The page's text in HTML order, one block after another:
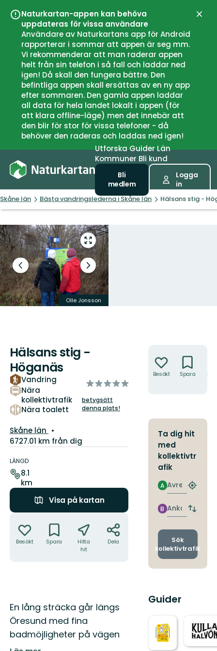
Naturkartan-appen kan behöva
uppdateras för vissa användare
Användare av Naturkartans app för Android
rapporterar i sommar att appen är seg mm.
Vi rekommenderar att man raderar appen
helt från sin telefon i så fall och laddar ned
igen! Då skall den fungera bättre. Den
befintliga appen skall ersättas av en ny app
efter sommaren. Den gamla appen laddar
all data för hela landet lokalt i appen (för
att klara offline-läge) men det innebär att
den blir för stor för vissa telefoner - då
behöver den raderas och laddas ned igen!
UtforskaGuiderLän
Kommuner Bli kund
Bli
medlem
Logga
in
Skåne län Bästa vandringslederna i Skåne län Hälsans stig -
Gå
till
helskärmsläge
Föregående
bild
Nästa
bildspel
Olle Jonsson
Hälsans stig -
Höganäs
Vandring
Nära
kollektivtrafik
Nära toalett
av
stjärnor
betygsätt
denna plats!
Län:
Skåne län
6727.01 km från dig
om
leden
LÄNGD
8.1
km
Visa på kartan
Besökt Spara
Hitta
hit
Dela
Beskrivning
En lång sträcka går längs
Öresund med fina
badmöjligheter på vägen
Besökt Spara
Ta dig hit
med
kollektivtr
afik
Avresa
A
Hitta
Ankomst
B
Byt
och
Sök
kollektivtrafik
Guider